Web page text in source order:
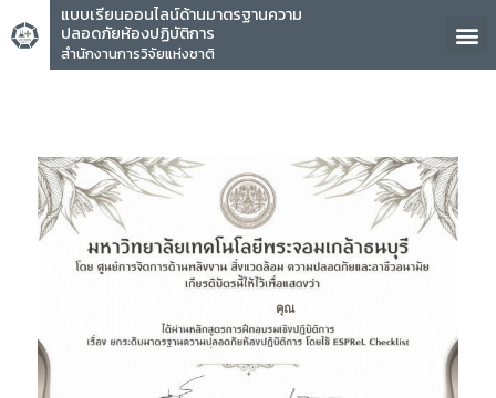
แบบเรียนออนไลน์ด้านมาตรฐานความ
ปลอดภัยห้องปฏิบัติการ
สำนักงานการวิจัยแห่งชาติ
คุณ